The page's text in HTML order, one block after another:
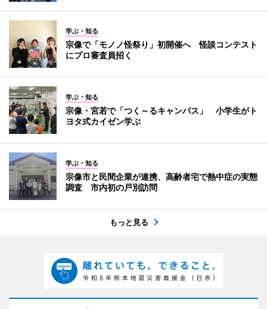
学ぶ・知る
宗像で「モノノ怪祭り」初開催へ 怪談コンテスト
にプロ審査員招く
学ぶ・知る
宗像・宮若で「つく～るキャンパス」 小学生がト
ヨタ式カイゼン学ぶ
学ぶ・知る
宗像市と民間企業が連携、高齢者宅で熱中症の実態
調査 市内初の戸別訪問
もっと見る